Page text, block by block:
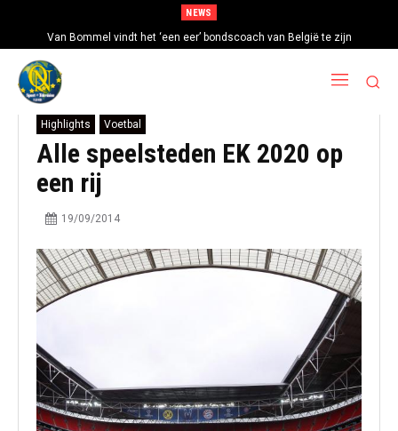
NEWS
Van Bommel vindt het ‘een eer’ bondscoach van België te zijn
Highlights Voetbal
Alle speelsteden EK 2020 op
een rij
19/09/2014